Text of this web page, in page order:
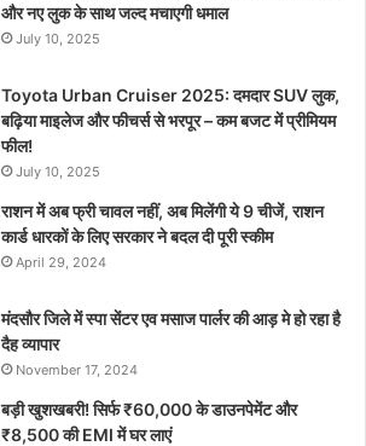
और नए लुक के साथ जल्द मचाएगी धमाल
July 10, 2025
Toyota Urban Cruiser 2025: दमदार SUV लुक,
बढ़िया माइलेज और फीचर्स से भरपूर – कम बजट में प्रीमियम
फील!
July 10, 2025
राशन में अब फ्री चावल नहीं, अब मिलेंगी ये 9 चीजें, राशन
कार्ड धारकों के लिए सरकार ने बदल दी पूरी स्कीम
April 29, 2024
मंदसौर जिले में स्पा सेंटर एव मसाज पार्लर की आड़ मे हो रहा है
दैह व्यापार
November 17, 2024
बड़ी खुशखबरी! सिर्फ ₹60,000 के डाउनपेमेंट और
₹8,500 की EMI में घर लाएं